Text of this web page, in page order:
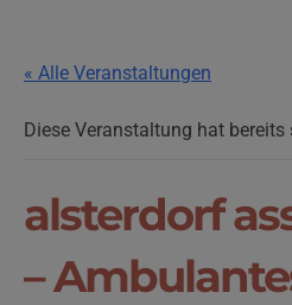
« Alle Veranstaltungen
Diese Veranstaltung hat
alsterdorf
–